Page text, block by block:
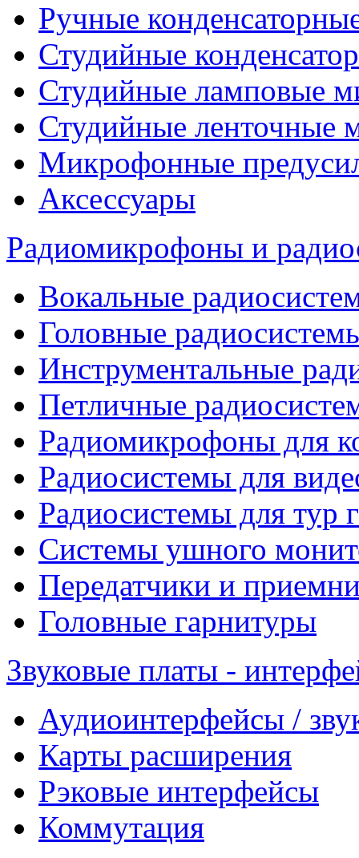
Ручные
Студийные
Студийные ламповые
Студийные ленточные
Микрофонные
Аксессуары
Радиомикрофоны и
Вокальные
Головные
Инструментальные
Петличные
Радиомикрофоны для
Радиосистемы для
Радиосистемы для тур
Системы ушного
Передатчики и
Головные гарнитуры
Звуковые платы -
Аудиоинтерфейсы /
Карты расширения
Рэковые интерфейсы
Коммутация